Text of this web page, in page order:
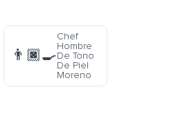
👨🏿‍🍳
Chef
Hombre
De Tono
De Piel
Moreno